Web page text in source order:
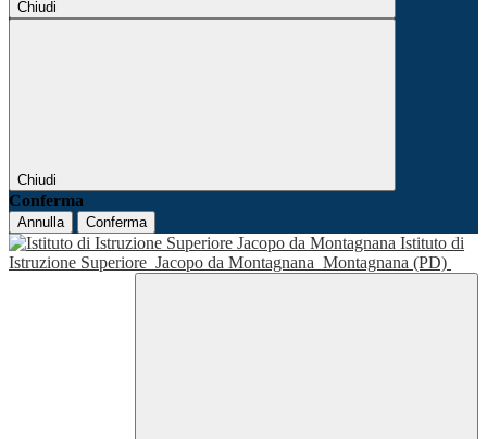
Chiudi
Chiudi
Conferma
Annulla Conferma
Istituto di
Istruzione Superiore Jacopo da Montagnana Montagnana (PD)